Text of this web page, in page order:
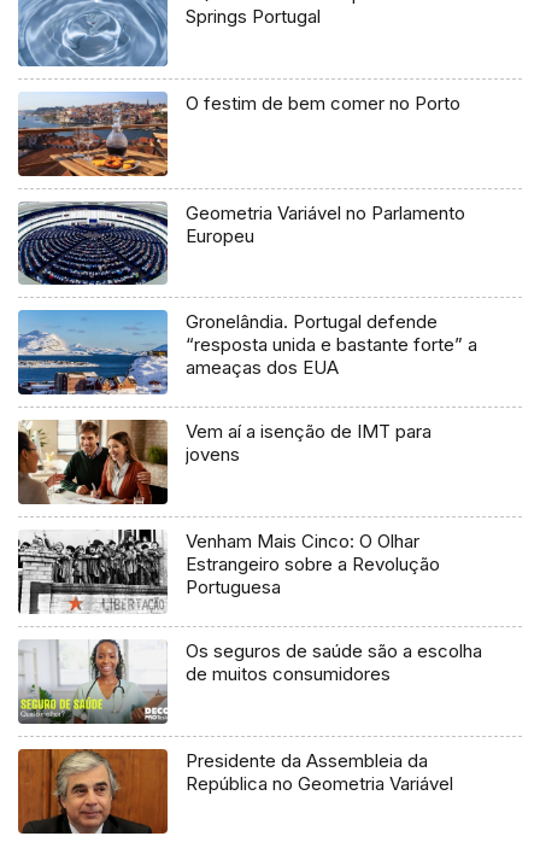
Springs Portugal
O festim de bem comer no Porto
Geometria Variável no Parlamento
Europeu
Gronelândia. Portugal defende
“resposta unida e bastante forte” a
ameaças dos EUA
Vem aí a isenção de IMT para
jovens
Venham Mais Cinco: O Olhar
Estrangeiro sobre a Revolução
Portuguesa
Os seguros de saúde são a escolha
de muitos consumidores
Presidente da Assembleia da
República no Geometria Variável